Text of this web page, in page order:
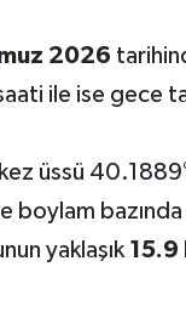
2026
ile ise gece
üssü
bazında
yaklaşık 15.9